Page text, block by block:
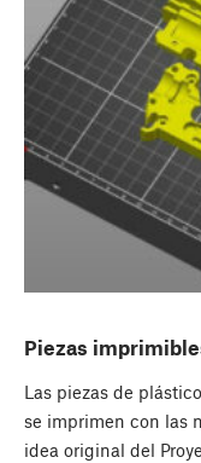
Piezas
Las piezas de
se imprimen con las
idea original del